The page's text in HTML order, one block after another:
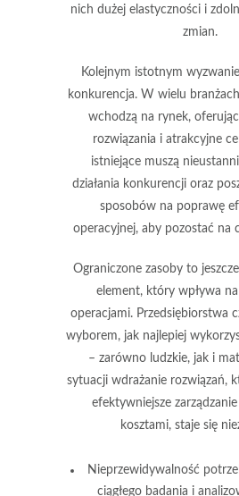
nich dużej elastyczności i
zmian.
Kolejnym istotnym
konkurencja. W wielu
wchodzą na rynek,
rozwiązania i atrakcyjne
istniejące muszą
działania konkurencji oraz
sposobów na poprawę
operacyjnej, aby pozostać na
Ograniczone zasoby to
element, który wpływa na
operacjami. Przedsiębiorstwa
wyborem, jak najlepiej
– zarówno ludzkie, jak i
sytuacji wdrażanie rozwiązań,
efektywniejsze
kosztami, staje się
Nieprzewidywalność
ciągłego badania i